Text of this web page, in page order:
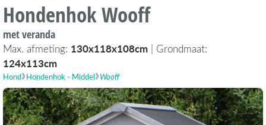
Hondenhok Wooff
met veranda
Max. afmeting: 130x118x108cm | Grondmaat:
124x113cm
Hond Hondenhok - Middel Wooff